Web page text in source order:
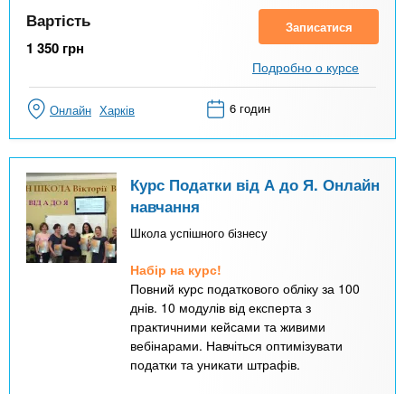
Вартість
1 350 грн
Записатися
Подробно о курсе
Онлайн Харків 6 годин
Курс Податки від А до Я. Онлайн
навчання
Школа успішного бізнесу
Набір на курс!
Повний курс податкового обліку за 100
днів. 10 модулів від експерта з
практичними кейсами та живими
вебінарами. Навчіться оптимізувати
податки та уникати штрафів.